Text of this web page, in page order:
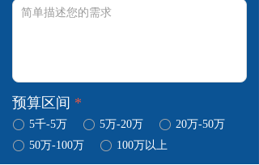
预算区间 *
ꀐ 5千-5万 ꀐ 5万-20万 ꀐ 20万-50万
ꀐ 50万-100万 ꀐ 100万以上